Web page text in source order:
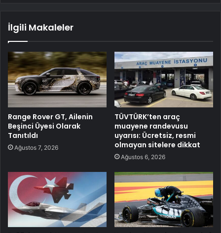
İlgili Makaleler
Range Rover GT, Ailenin
Beşinci Üyesi Olarak
Tanıtıldı
Ağustos 7, 2026
TÜVTÜRK’ten araç
muayene randevusu
uyarısı: Ücretsiz, resmi
olmayan sitelere dikkat
Ağustos 6, 2026